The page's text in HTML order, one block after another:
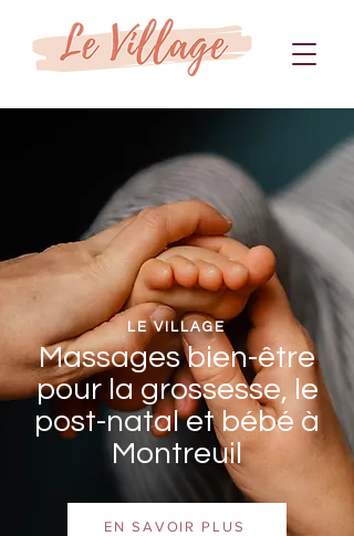
LE VILLAGE
Massages bien-être
pour la grossesse, le
post-natal et bébé à
Montreuil
EN SAVOIR PLUS